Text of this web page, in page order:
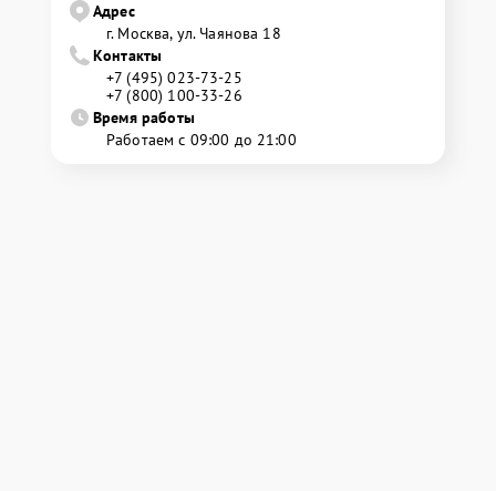
Адрес
г. Москва, ул. Чаянова 18
Контакты
+7 (495) 023-73-25
+7 (800) 100-33-26
Время работы
Работаем с 09:00 до 21:00